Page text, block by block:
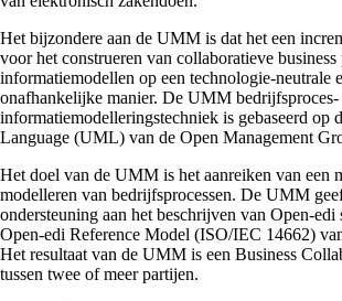
Het bijzondere aan de UMM is dat het een
voor het construeren van collaboratieve business
informatiemodellen op een technologie-neutrale
onafhankelijke manier. De UMM bedrijfsproces-
informatiemodelleringstechniek is gebaseerd
Language (UML) van de Open Management
Het doel van de UMM is het aanreiken van een
modelleren van bedrijfsprocessen. De UMM
ondersteuning aan het beschrijven van Open-edi
Open-edi Reference Model (ISO/IEC 14662)
Het resultaat van de UMM is een Business
tussen twee of meer partijen.